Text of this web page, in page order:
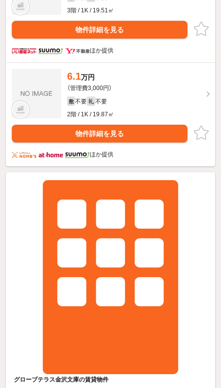
3階 / 1K / 19.51㎡
物件詳細を見る
ほか提供
6.1万円
（管理費3,000円）
敷 不要 礼 不要
2階 / 1K / 19.87㎡
物件詳細を見る
ほか提供
グローブテラス金沢文庫の賃貸物件